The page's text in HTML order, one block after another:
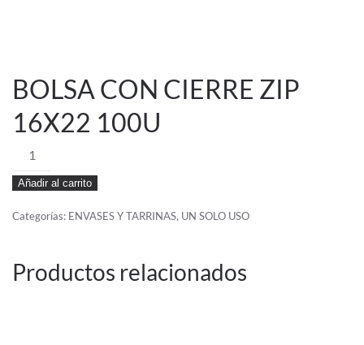
BOLSA CON CIERRE ZIP
16X22 100U
BOLSA
CON
CIERRE
ZIP
cantidad
Añadir al carrito
Categorías: ENVASES Y TARRINAS, UN SOLO USO
Productos relacionados